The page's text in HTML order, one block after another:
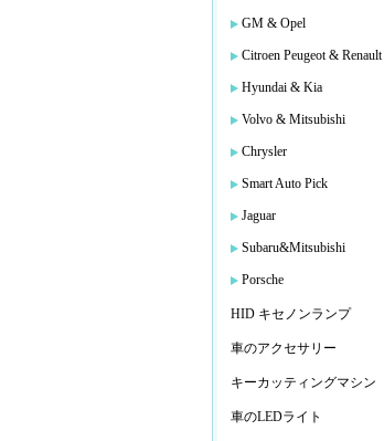
GM & Opel
Citroen Peugeot & Renault
Hyundai & Kia
Volvo & Mitsubishi
Chrysler
Smart Auto Pick
Jaguar
Subaru&Mitsubishi
Porsche
HID キセノンランプ
車のアクセサリー
キーカッティングマシン
車のLEDライト